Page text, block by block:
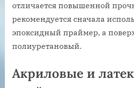
отличается повышенной
рекомендуется сначала
эпоксидный праймер, а
полиуретановый.
Акриловые и